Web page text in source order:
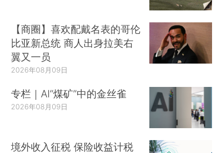
【商圈】喜欢配戴名表的哥伦
比亚新总统 商人出身拉美右
翼又一员
2026年08月09日
专栏｜AI“煤矿”中的金丝雀
2026年08月09日
境外收入征税 保险收益计税